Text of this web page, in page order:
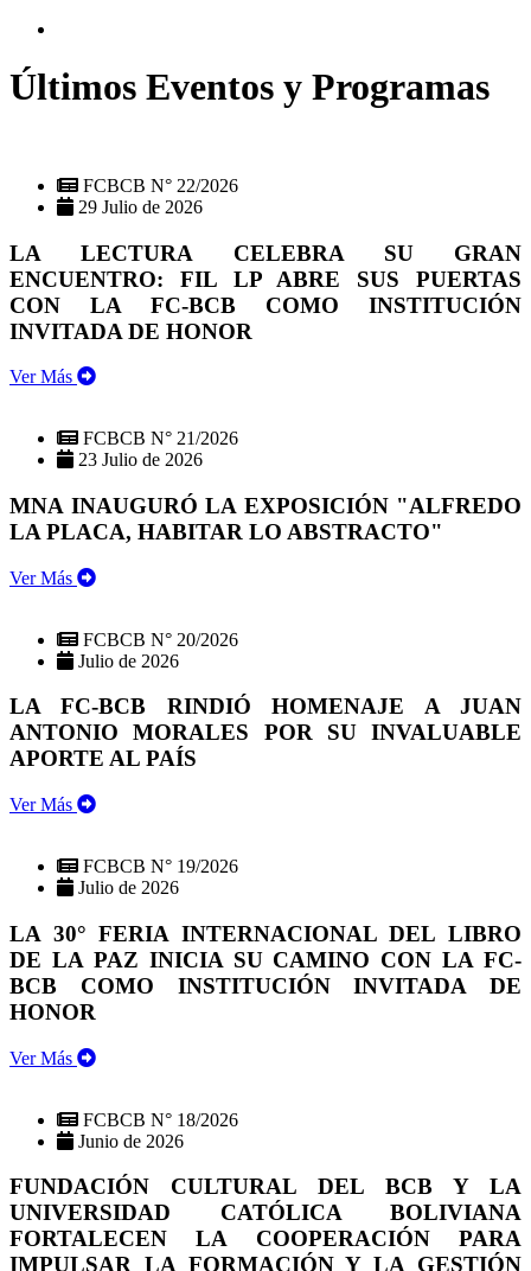
Últimos Eventos y Programas
FCBCB N° 22/2026
29 Julio de 2026
LA LECTURA CELEBRA SU GRAN
ENCUENTRO: FIL LP ABRE SUS PUERTAS
CON LA FC-BCB COMO INSTITUCIÓN
INVITADA DE HONOR
Ver Más
FCBCB N° 21/2026
23 Julio de 2026
MNA INAUGURÓ LA EXPOSICIÓN "ALFREDO
LA PLACA, HABITAR LO ABSTRACTO"
Ver Más
FCBCB N° 20/2026
Julio de 2026
LA FC-BCB RINDIÓ HOMENAJE A JUAN
ANTONIO MORALES POR SU INVALUABLE
APORTE AL PAÍS
Ver Más
FCBCB N° 19/2026
Julio de 2026
LA 30° FERIA INTERNACIONAL DEL LIBRO
DE LA PAZ INICIA SU CAMINO CON LA FC-
BCB COMO INSTITUCIÓN INVITADA DE
HONOR
Ver Más
FCBCB N° 18/2026
Junio de 2026
FUNDACIÓN CULTURAL DEL BCB Y LA
UNIVERSIDAD CATÓLICA BOLIVIANA
FORTALECEN LA COOPERACIÓN PARA
IMPULSAR LA FORMACIÓN Y LA GESTIÓN